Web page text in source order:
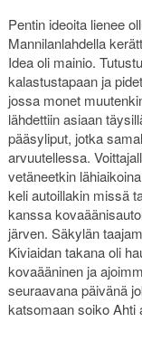
Pentin ideoita lienee
Mannilanlahdella
Idea oli mainio.
kalastustapaan ja
jossa monet
lähdettiin asiaan
pääsyliput, jotka
arvuutellessa.
vetäneetkin
keli autoillakin missä
kanssa
järven. Säkylän
Kiviaidan takana oli
kovaääninen ja
seuraavana päivänä
katsomaan soiko Ahti